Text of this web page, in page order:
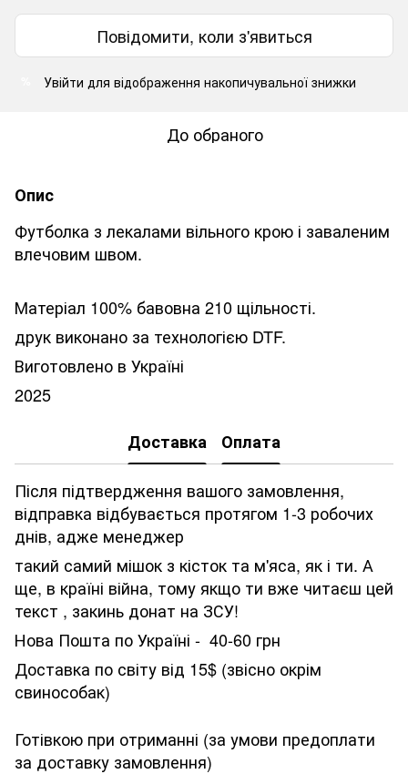
Повідомити, коли з'явиться
Увійти для відображення накопичувальної знижки
До обраного
Опис
Футболка з лекалами вільного крою і заваленим
влечовим швом.
Матеріал 100% бавовна 210 щільності.
друк виконано за технологією DTF.
Виготовлено в Україні
2025
Доставка Оплата
Після підтвердження вашого замовлення,
відправка відбувається протягом 1-3 робочих
днів, адже менеджер
такий самий мішок з кісток та м'яса, як і ти. А
ще, в країні війна, тому якщо ти вже читаєш цей
текст , закинь донат на ЗСУ!
Нова Пошта по Україні - 40-60 грн
Доставка по світу від 15$ (звісно окрім
свинособак)
Готівкою при отриманні (за умови предоплати
за доставку замовлення)